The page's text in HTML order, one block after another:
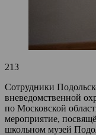
213
Сотрудники
вневедомственной
по Московской
мероприятие,
школьном музей